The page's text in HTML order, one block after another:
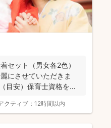
セット（男女各2色）
にさせていただきま
目安）保育士資格を持
クティブ： 12時間以内